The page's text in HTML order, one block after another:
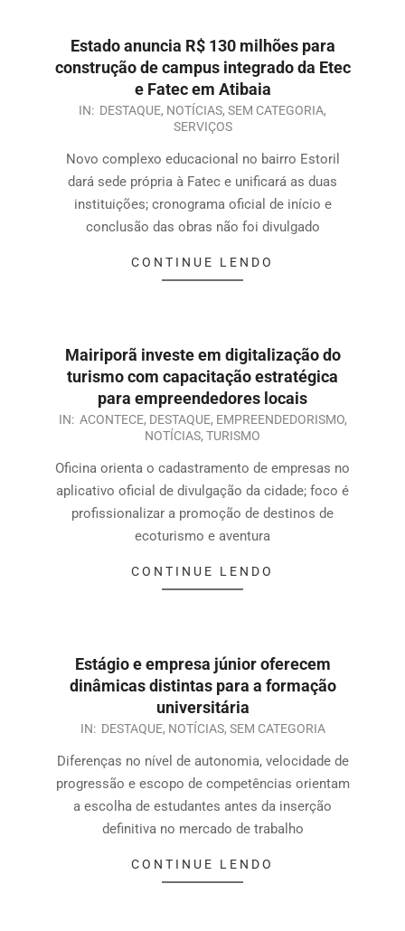
Estado anuncia R$ 130 milhões para
construção de campus integrado da Etec
e Fatec em Atibaia
IN: DESTAQUE, NOTÍCIAS, SEM CATEGORIA,
SERVIÇOS
Novo complexo educacional no bairro Estoril
dará sede própria à Fatec e unificará as duas
instituições; cronograma oficial de início e
conclusão das obras não foi divulgado
CONTINUE LENDO
Mairiporã investe em digitalização do
turismo com capacitação estratégica
para empreendedores locais
IN: ACONTECE, DESTAQUE, EMPREENDEDORISMO,
NOTÍCIAS, TURISMO
Oficina orienta o cadastramento de empresas no
aplicativo oficial de divulgação da cidade; foco é
profissionalizar a promoção de destinos de
ecoturismo e aventura
CONTINUE LENDO
Estágio e empresa júnior oferecem
dinâmicas distintas para a formação
universitária
IN: DESTAQUE, NOTÍCIAS, SEM CATEGORIA
Diferenças no nível de autonomia, velocidade de
progressão e escopo de competências orientam
a escolha de estudantes antes da inserção
definitiva no mercado de trabalho
CONTINUE LENDO